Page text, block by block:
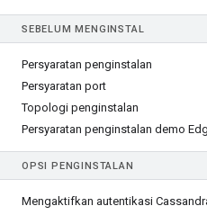
SEBELUM MENGINSTAL
Persyaratan penginstalan
Persyaratan port
Topologi penginstalan
Persyaratan penginstalan demo
OPSI PENGINSTALAN
Mengaktifkan autentikasi